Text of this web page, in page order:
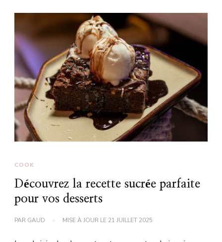
COOK
Découvrez la recette sucrée parfaite
pour vos desserts
PAR GAUD MISE À JOUR LE 21 JUILLET 2025